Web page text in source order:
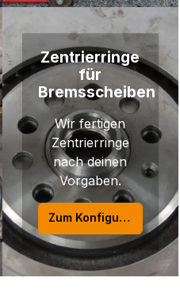
Zentrierringe
für
Bremsscheiben
Wir fertigen
Zentrierringe
nach deinen
Vorgaben.
Zum Konfigurator